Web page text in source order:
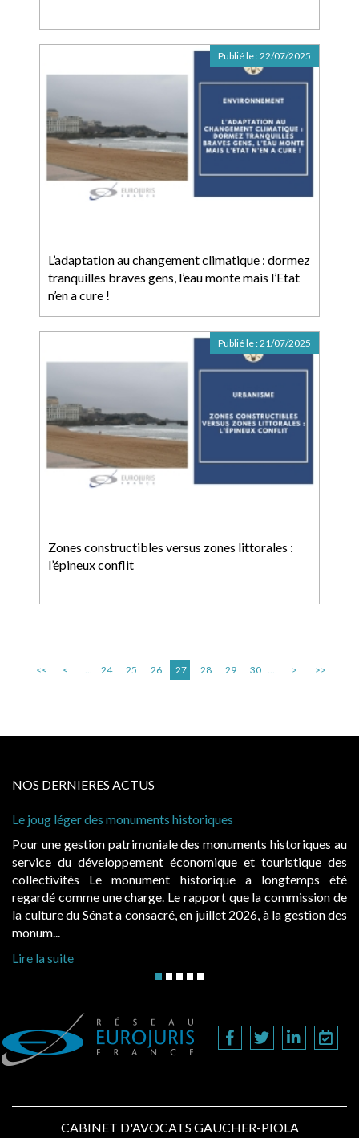
L’adaptation au changement climatique : dormez
tranquilles braves gens, l’eau monte mais l’Etat
n’en a cure !
Publié le :22/07/2025
Zones constructibles versus zones littorales :
l’épineux conflit
Publié le :21/07/2025
<< < ... 24 25 26 27 28 29 30 ... > >>
NOS DERNIERES ACTUS
monuments historiques
patrimoniale des monuments historiques au
économique et touristique des
monument historique a longtemps été
une charge. Le rapport que la commission de
a consacré, en juillet 2026, à la gestion des
Evocatrices des
également un
public, elles
d’occupation.
CABINET D'AVOCATS GAUCHER-PIOLA